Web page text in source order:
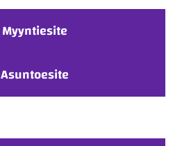
Myyntiesite
Asuntoesite